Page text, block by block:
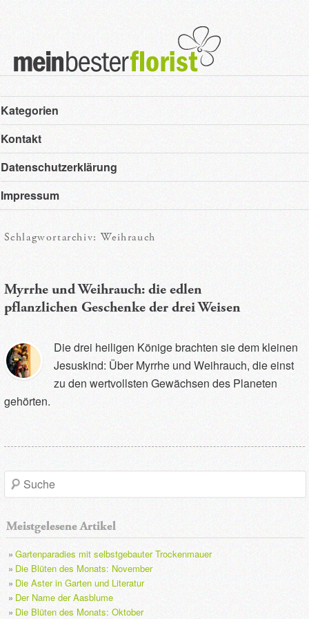
Hauptmenü
Zum
primären
Inhalt
springen
Zum
sekundären
Inhalt
springen
Kategorien
Kontakt
Datenschutzerklärung
Impressum
Schlagwortarchiv:Weihrauch
Myrrhe und Weihrauch: die edlen
pflanzlichen Geschenke der drei Weisen
Die drei heiligen Könige brachten sie dem kleinen
Jesuskind: Über Myrrhe und Weihrauch, die einst
zu den wertvollsten Gewächsen des Planeten
gehörten.
S
c
h
e
Meistgelesene Artikel
Gartenparadies mit selbstgebauter Trockenmauer
Die Blüten des Monats: November
Die Aster in Garten und Literatur
Der Name der Aasblume
Die Blüten des Monats: Oktober